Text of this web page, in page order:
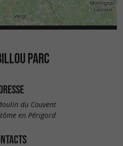
PARC
du Couvent
en Périgord